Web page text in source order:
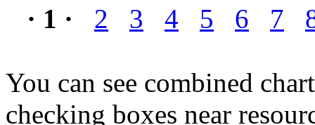
· 1 · 2 3 4 5 6 7
You can see combined
checking boxes near